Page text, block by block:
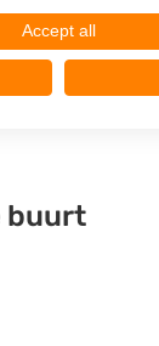
Oudehaske
Op 24,21 km afstand
buurt
Accept all